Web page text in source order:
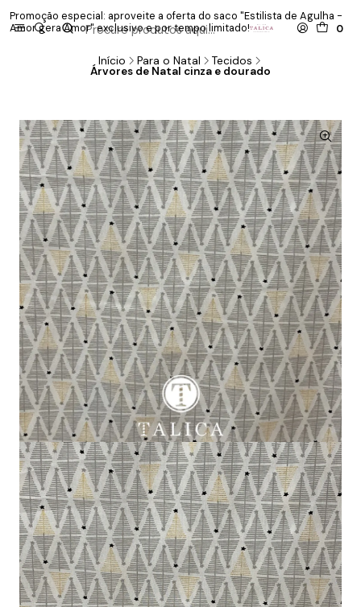
0
Promoção especial: aproveite a oferta do saco "Estilista de Agulha -
Amor gera Amor" exclusivo e por tempo limitado!
Início Para o Natal Tecidos
Árvores de Natal cinza e dourado